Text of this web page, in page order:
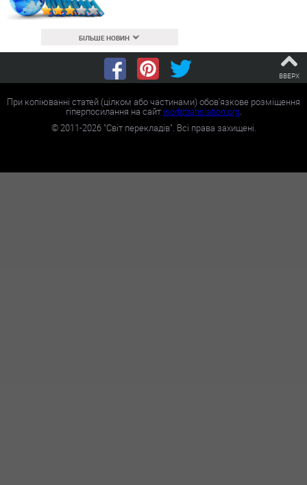
БІЛЬШЕ НОВИН
ВВЕРХ
При копіюванні статей (цілком або частинами) обов'язкове розміщення
гіперпосилання на сайтworldtranslation.org.
©2011-2026"Світ перекладів". Всі права захищені.